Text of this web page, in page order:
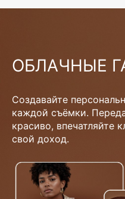
ОБЛАЧНЫЕ
Создавайте
каждой съёмки.
красиво, впечатляйте
свой доход.